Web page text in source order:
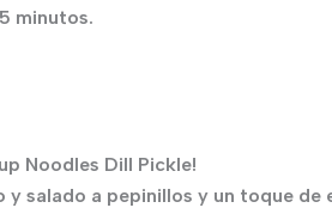
minutos.
Noodles Dill Pickle!
salado a pepinillos y un toque de